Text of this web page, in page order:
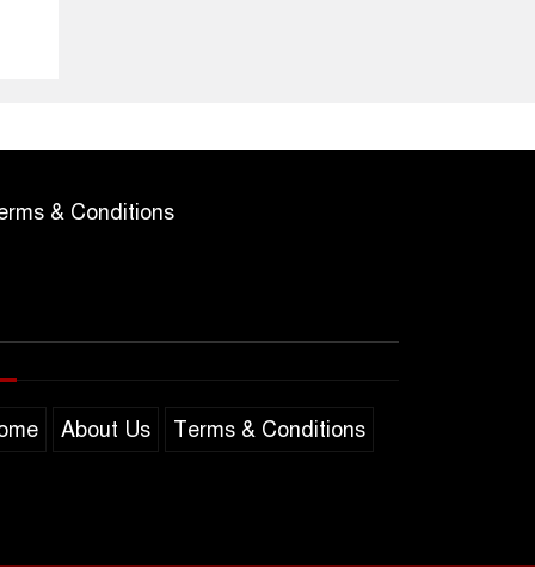
& Conditions
About Us Terms & Conditions